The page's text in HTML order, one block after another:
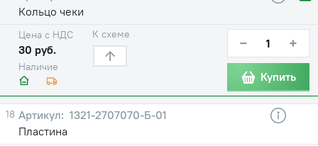
Кольцо чеки
Наличие
Цена с НДС
30 руб.
К схеме − +
Купить
18
1321-2707070-Б-01
Пластина